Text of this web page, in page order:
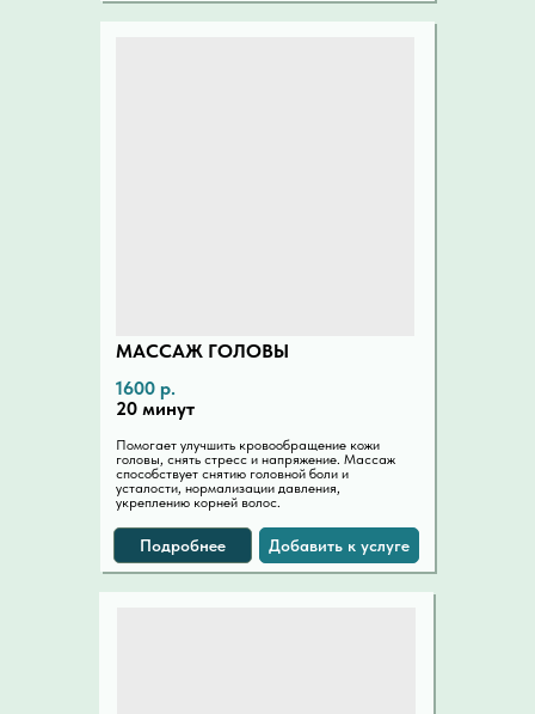
МАССАЖ ГОЛОВЫ
Помогает улучшить кровообращение кожи
головы, снять стресс и напряжение. Массаж
способствует снятию головной боли и
усталости, нормализации давления,
укреплению корней волос.
1600 р.
Добавить к услуге
Подробнее
20 минут